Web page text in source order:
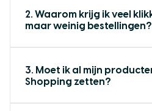
2. Waarom krijg ik veel
maar weinig bestellingen?
3. Moet ik al mijn
Shopping zetten?